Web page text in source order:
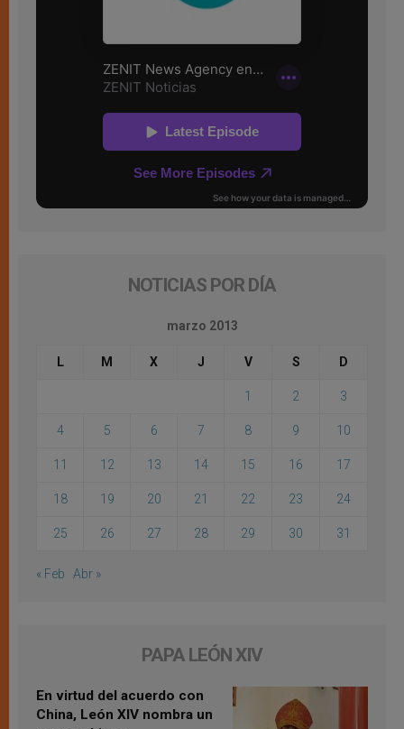
NOTICIAS POR DÍA
marzo 2013
L M X J V S D
1 2 3
4 5 6 7 8 9 10
11 12 13 14 15 16 17
18 19 20 21 22 23 24
25 26 27 28 29 30 31
« Feb Abr »
PAPA LEÓN XIV
En virtud del acuerdo con
China, León XIV nombra un